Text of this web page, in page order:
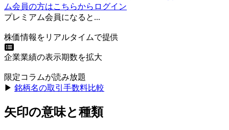
ム会員の方はこちらからログイン
プレミアム会員になると...
株価情報をリアルタイムで提供
企業業績の表示期数を拡大
限定コラムが読み放題
▶︎ 銘柄名の取引手数料比較
矢印の意味と種類